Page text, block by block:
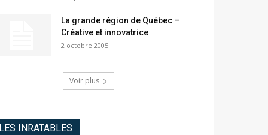
La grande région de Québec –
Créative et innovatrice
2 octobre 2005
Voir plus
LES INRATABLES